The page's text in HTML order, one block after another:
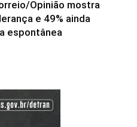
Opinião mostra
e 49% ainda
espontânea